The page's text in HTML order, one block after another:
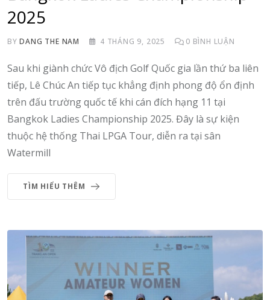
2025
BYDANG THE NAM 4 THÁNG 9, 2025 0 BÌNH LUẬN
Sau khi giành chức Vô địch Golf Quốc gia lần thứ ba liên
tiếp, Lê Chúc An tiếp tục khẳng định phong độ ổn định
trên đấu trường quốc tế khi cán đích hạng 11 tại
Bangkok Ladies Championship 2025. Đây là sự kiện
thuộc hệ thống Thai LPGA Tour, diễn ra tại sân
Watermill
TÌM HIỂU THÊM